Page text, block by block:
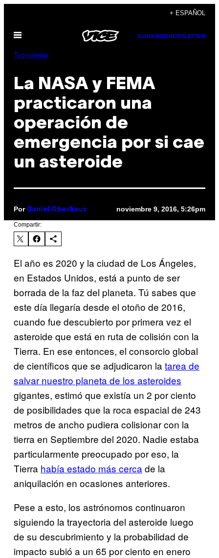
contenido
+ ESPAÑOL
Abrir
SUBSCRIBENEWSLETTER
Tecnología
La NASA y FEMA
practicaron una
operación de
emergencia por si cae
un asteroide
Por Daniel Oberhaus noviembre 9, 2016, 5:26pm
Compartir:
El año es 2020 y la ciudad de Los Ángeles,
en Estados Unidos, está a punto de ser
borrada de la faz del planeta. Tú sabes que
este día llegaría desde el otoño de 2016,
cuando fue descubierto por primera vez el
asteroide que está en ruta de colisión con la
Tierra. En ese entonces, el consorcio global
de científicos que se adjudicaron la tarea de
salvar nuestro planeta de los asteroides
gigantes, estimó que existía un 2 por ciento
de posibilidades que la roca espacial de 243
metros de ancho pudiera colisionar con la
tierra en Septiembre del 2020. Nadie estaba
particularmente preocupado por eso, la
Tierra había estado más cerca de la
aniquilación en ocasiones anteriores.
Pese a esto, los astrónomos continuaron
siguiendo la trayectoria del asteroide luego
de su descubrimiento y la probabilidad de
impacto subió a un 65 por ciento en enero